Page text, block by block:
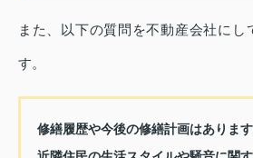
また、以下の質問を不動産会社にし
す。
修繕履歴や今後の修繕計画はありま